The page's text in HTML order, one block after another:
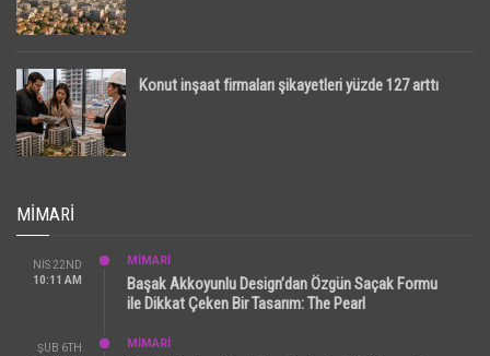
Konut inşaat firmaları şikayetleri yüzde 127 arttı
MIMARI
NIS 22ND
10:11 AM
MİMARİ
Başak Akkoyunlu Design’dan Özgün Saçak Formu
ile Dikkat Çeken Bir Tasarım: The Pearl
ŞUB 6TH
MİMARİ